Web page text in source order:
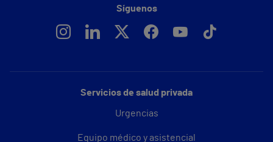
Servicios de salud privada
Urgencias
Equipo médico y asistencial
Síguenos